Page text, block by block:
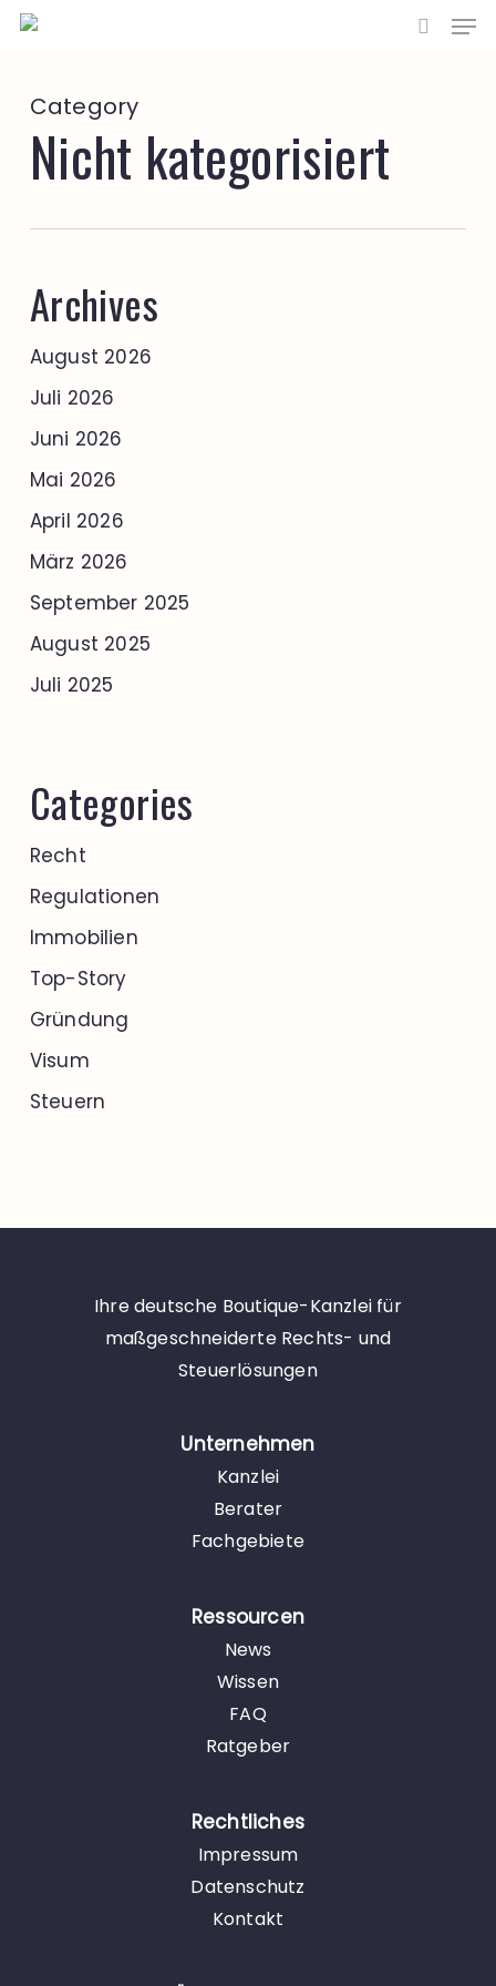
Zum
Category
Nicht kategorisiert
Archives
August 2026
Juli 2026
Juni 2026
Mai 2026
April 2026
März 2026
September 2025
August 2025
Juli 2025
Categories
Recht
Regulationen
Immobilien
Top-Story
Gründung
Visum
Steuern
Ihre deutsche Boutique-Kanzlei für
maßgeschneiderte Rechts- und
Steuerlösungen
Unternehmen
Kanzlei
Berater
Fachgebiete
Ressourcen
News
Wissen
FAQ
Ratgeber
Rechtliches
Impressum
Datenschutz
Kontakt